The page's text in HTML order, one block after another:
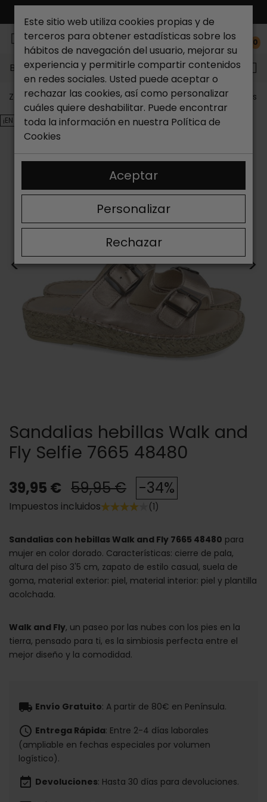
0
Buscar...
Zapateria Catchalot Outlet zapatos Outlet zapatos
¡EN OFERTA!
< >
Sandalias hebillas Walk and
Fly Selfie 7665 48480
39,95 € 59,95 € -34%
Impuestos incluidos (1)
Sandalias con hebillas Walk and Fly 7665 48480 para
mujer en color dorado. Características: cierre de pala,
altura del piso 3'5 cm, zapato de estilo casual, suela de
goma, material exterior: piel, material interior: piel y plantilla
acolchada.
Walk and Fly, un paseo por las nubes con los pies en la
tierra, pensado para ti, es la simbiosis perfecta entre el
mejor diseño y la comodidad.
local_shipping Envío Gratuito: A partir de 80€ en Península.
schedule Entrega Rápida: Entre 2-4 días laborales
(ampliable en fechas especiales por volumen
logístico).
event_available Devoluciones: Hasta 30 días para devoluciones.
Este sitio web utiliza cookies propias y de
terceros para obtener estadísticas sobre los
hábitos de navegación del usuario, mejorar su
experiencia y permitirle compartir contenidos
en redes sociales. Usted puede aceptar o
rechazar las cookies, así como personalizar
cuáles quiere deshabilitar. Puede encontrar
toda la información en nuestra Política de
Cookies
Rechazar
Personalizar
Aceptar